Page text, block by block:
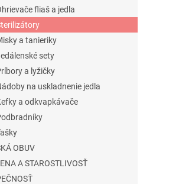
fliaš a jedla
a tanieriky
sety
a lyžičky
na uskladnenie jedla
a odkvapkávače
OBUV
A STAROSTLIVOSŤ